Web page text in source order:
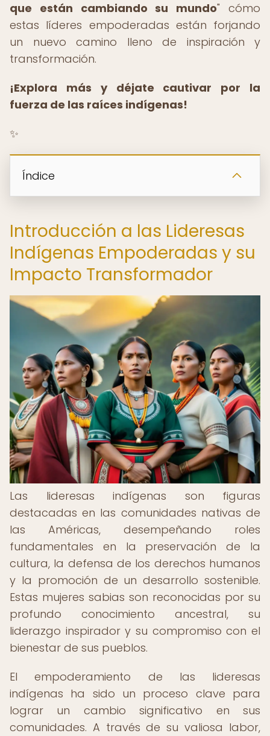
que están cambiando su mundo" cómo
estas líderes empoderadas están forjando
un nuevo camino lleno de inspiración y
transformación.
¡Explora más y déjate cautivar por la
fuerza de las raíces indígenas!
✨
Índice
Introducción a las Lideresas
Indígenas Empoderadas y su
Impacto Transformador
Las lideresas indígenas son figuras
destacadas en las comunidades nativas de
las Américas, desempeñando roles
fundamentales en la preservación de la
cultura, la defensa de los derechos humanos
y la promoción de un desarrollo sostenible.
Estas mujeres sabias son reconocidas por su
profundo conocimiento ancestral, su
liderazgo inspirador y su compromiso con el
bienestar de sus pueblos.
El empoderamiento de las lideresas
indígenas ha sido un proceso clave para
lograr un cambio significativo en sus
comunidades. A través de su valiosa labor,